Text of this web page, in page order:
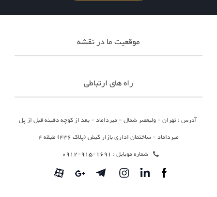
موقعیت ما در نقشه
راه های ارتباطی
آدرس : تهران - ولیعصر شمال - میرداماد - بعد از کوچه دفینه قبل از پل
میرداماد - ساختمان اداری بازار کیش (پلاک 436) طبقه 4
شماره موبایل : 1691-915-0912